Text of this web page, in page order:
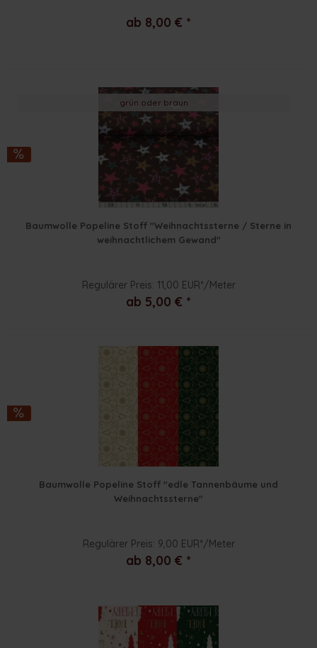
ab 8,00 € *
grün oder braun
Baumwolle Popeline Stoff "Weihnachtssterne / Sterne in
weihnachtlichem Gewand"
Regulärer Preis: 11,00 EUR*/Meter
ab 5,00 € *
Baumwolle Popeline Stoff "edle Tannenbäume und
Weihnachtssterne"
Regulärer Preis: 9,00 EUR*/Meter
ab 8,00 € *